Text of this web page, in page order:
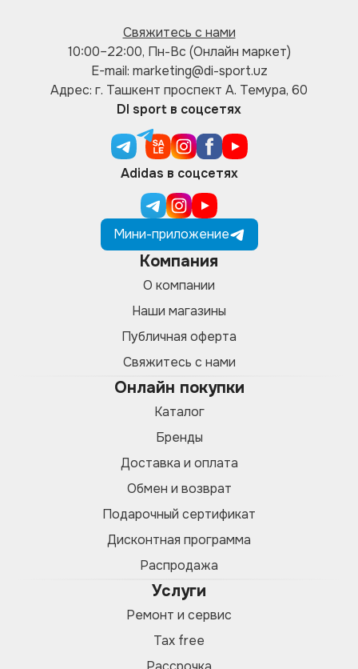
Свяжитесь с нами
10:00–22:00, Пн-Вс (Онлайн маркет)
E-mail: marketing@di-sport.uz
Адрес: г. Ташкент проспект А. Темура, 60
DI sport в соцсетях
Adidas в соцсетях
Мини-приложение
Компания
О компании
Наши магазины
Публичная оферта
Свяжитесь с нами
Онлайн покупки
Каталог
Бренды
Доставка и оплата
Обмен и возврат
Подарочный сертификат
Дисконтная программа
Распродажа
Услуги
Ремонт и сервис
Tax free